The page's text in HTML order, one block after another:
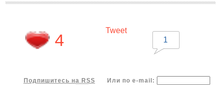
4
Tweet
1
Подпишитесь на RSS
Или по e-mail: